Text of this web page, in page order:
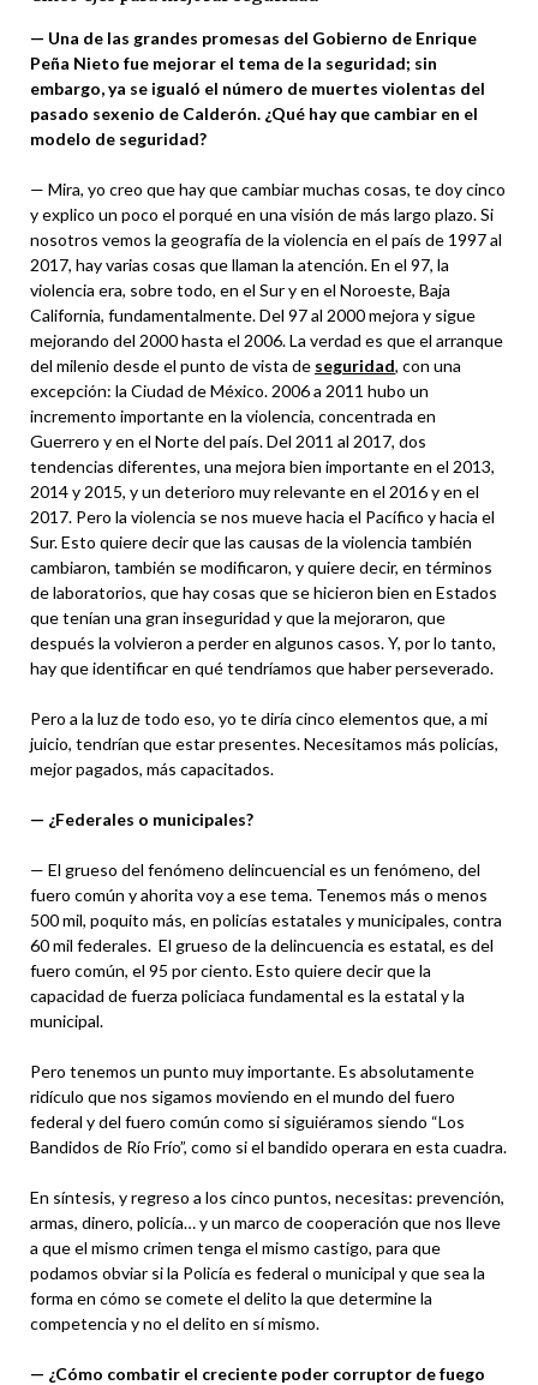
— Una de las grandes promesas del Gobierno de Enrique
Peña Nieto fue mejorar el tema de la seguridad; sin
embargo, ya se igualó el número de muertes violentas del
pasado sexenio de Calderón. ¿Qué hay que cambiar en el
modelo de seguridad?
— Mira, yo creo que hay que cambiar muchas cosas, te doy cinco
y explico un poco el porqué en una visión de más largo plazo. Si
nosotros vemos la geografía de la violencia en el país de 1997 al
2017, hay varias cosas que llaman la atención. En el 97, la
violencia era, sobre todo, en el Sur y en el Noroeste, Baja
California, fundamentalmente. Del 97 al 2000 mejora y sigue
mejorando del 2000 hasta el 2006. La verdad es que el arranque
del milenio desde el punto de vista de seguridad, con una
excepción: la Ciudad de México. 2006 a 2011 hubo un
incremento importante en la violencia, concentrada en
Guerrero y en el Norte del país. Del 2011 al 2017, dos
tendencias diferentes, una mejora bien importante en el 2013,
2014 y 2015, y un deterioro muy relevante en el 2016 y en el
2017. Pero la violencia se nos mueve hacia el Pacífico y hacia el
Sur. Esto quiere decir que las causas de la violencia también
cambiaron, también se modificaron, y quiere decir, en términos
de laboratorios, que hay cosas que se hicieron bien en Estados
que tenían una gran inseguridad y que la mejoraron, que
después la volvieron a perder en algunos casos. Y, por lo tanto,
hay que identificar en qué tendríamos que haber perseverado.
Pero a la luz de todo eso, yo te diría cinco elementos que, a mi
juicio, tendrían que estar presentes. Necesitamos más policías,
mejor pagados, más capacitados.
— ¿Federales o municipales?
— El grueso del fenómeno delincuencial es un fenómeno, del
fuero común y ahorita voy a ese tema. Tenemos más o menos
500 mil, poquito más, en policías estatales y municipales, contra
60 mil federales. El grueso de la delincuencia es estatal, es del
fuero común, el 95 por ciento. Esto quiere decir que la
capacidad de fuerza policiaca fundamental es la estatal y la
municipal.
Pero tenemos un punto muy importante. Es absolutamente
ridículo que nos sigamos moviendo en el mundo del fuero
federal y del fuero común como si siguiéramos siendo “Los
Bandidos de Río Frío”, como si el bandido operara en esta cuadra.
En síntesis, y regreso a los cinco puntos, necesitas: prevención,
armas, dinero, policía… y un marco de cooperación que nos lleve
a que el mismo crimen tenga el mismo castigo, para que
podamos obviar si la Policía es federal o municipal y que sea la
forma en cómo se comete el delito la que determine la
competencia y no el delito en sí mismo.
— ¿Cómo combatir el creciente poder corruptor de fuego